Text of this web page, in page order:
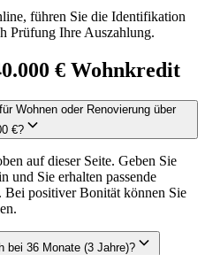
führen Sie die Identifikation
Prüfung Ihre Auszahlung.
€ Wohnkredit
Wohnen oder Renovierung über
€?
auf dieser Seite. Geben Sie
und Sie erhalten passende
Bei positiver Bonität können Sie
bei 36 Monate (3 Jahre)?